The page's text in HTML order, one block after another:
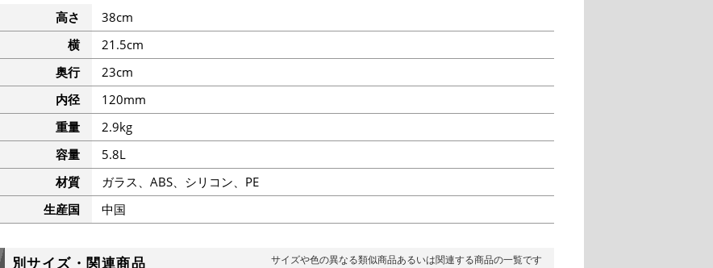
高さ
38cm
横
21.5cm
奥行
23cm
内径
120mm
重量
2.9kg
容量
5.8L
材質
ガラス、ABS、シリコン、PE
生産国
中国
別サイズ・関連商品 サイズや色の異なる類似商品あるいは関連する商品の一覧です